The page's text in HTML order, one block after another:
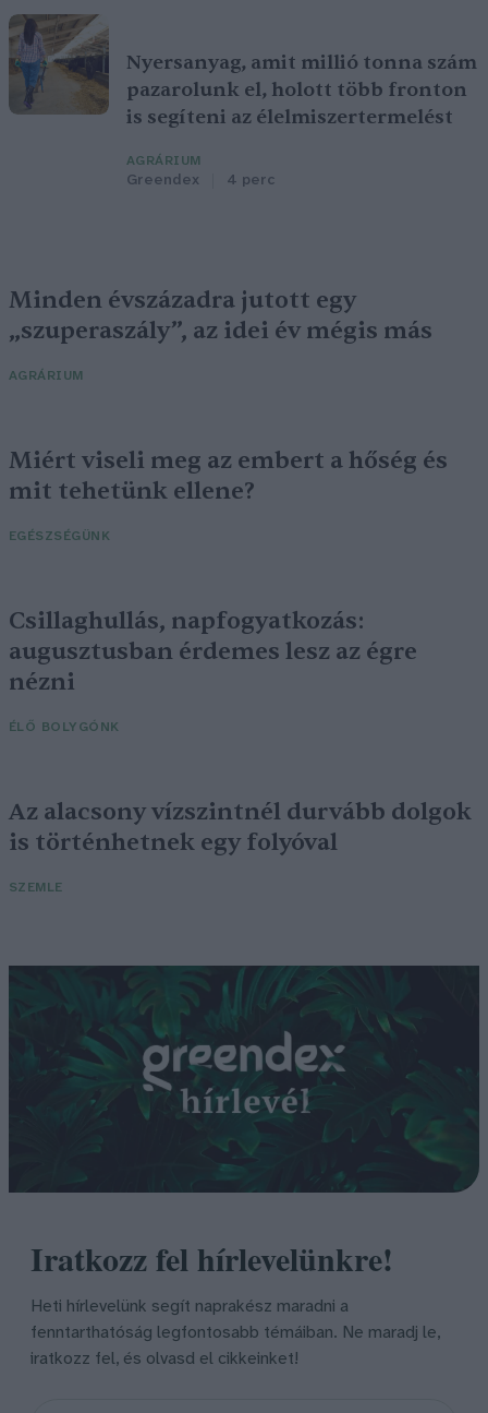
Nyersanyag, amit millió tonna szám
pazarolunk el, holott több fronton
is segíteni az élelmiszertermelést
AGRÁRIUM
Greendex 4 perc
Minden évszázadra jutott egy
„szuperaszály”, az idei év mégis más
AGRÁRIUM
Miért viseli meg az embert a hőség és
mit tehetünk ellene?
EGÉSZSÉGÜNK
Csillaghullás, napfogyatkozás:
augusztusban érdemes lesz az égre
nézni
ÉLŐ BOLYGÓNK
Az alacsony vízszintnél durvább dolgok
is történhetnek egy folyóval
SZEMLE
Iratkozz fel hírlevelünkre!
Heti hírlevelünk segít naprakész maradni a
fenntarthatóság legfontosabb témáiban. Ne maradj le,
iratkozz fel, és olvasd el cikkeinket!